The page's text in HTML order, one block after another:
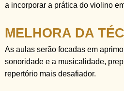
a incorporar a prática do violino
MELHORA DA
As aulas serão focadas em
sonoridade e a musicalidade,
repertório mais desafiador.